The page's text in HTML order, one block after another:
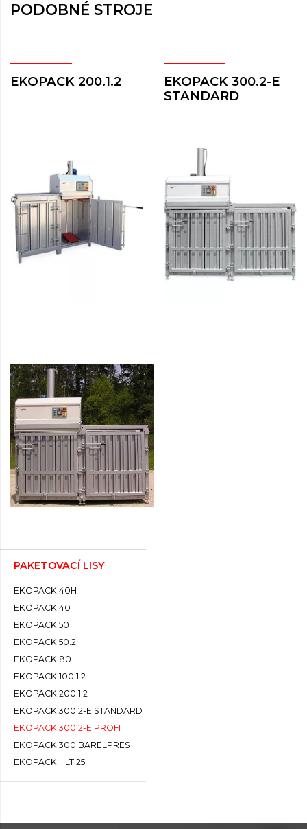
PODOBNÉ STROJE
EKOPACK 200.1.2
EKOPACK 300.2-E
STANDARD
PAKETOVACÍ LISY
EKOPACK 40H
EKOPACK 40
EKOPACK 50
EKOPACK 50.2
EKOPACK 80
EKOPACK 100.1.2
EKOPACK 200.1.2
EKOPACK 300.2-E STANDARD
EKOPACK 300.2-E PROFI
EKOPACK 300 BARELPRES
EKOPACK HLT 25